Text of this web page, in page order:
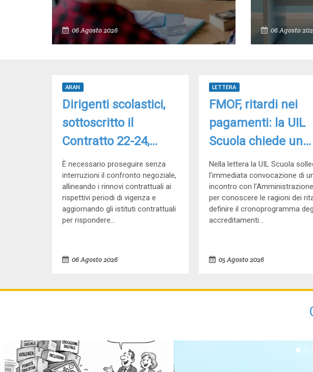
06 Agosto 2026 06 Agosto
ARAN
Dirigenti scolastici,
sottoscritto il
Contratto 22-24,
D’Aprile: “Bene la
firma, ora avanti
senza interruzioni
con il rinnovo 2025-
È necessario proseguire senza
interruzioni il confronto negoziale,
allineando i rinnovi contrattuali ai
rispettivi periodi di vigenza e
aggiornando gli istituti contrattuali
per rispondere...
06 Agosto 2026
LETTERA
FMOF, ritardi nei
pagamenti: la UIL
Scuola chiede un
incontro urgente al
Ministero
Nella lettera la UIL Scuola
l’immediata convocazione di
incontro con l’Amministrazione
per conoscere le ragioni dei
definire il cronoprogramma
accreditamenti...
05 Agosto 2026